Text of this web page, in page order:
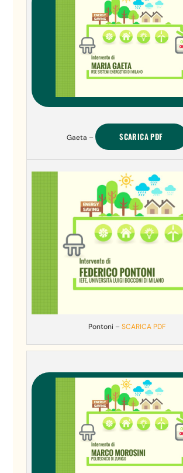
Gaeta – SCARICA PDF
Pontoni –SCARICA PDF